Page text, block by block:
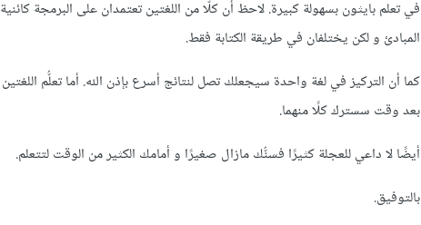
في تعلم بايثون بسهولة كبيرة. لاحظ أن كلًّا من اللغتين تعتمدان على البرمجة
المبادئ و لكن يختلفان في طريقة الكتابة فقط.
كما أن التركيز في لغة واحدة سيجعلك تصل لنتائج أسرع بإذن الله. أما تعلُّم
بعد وقت سسترك كلًا منهما.
أيضًا لا داعي للعجلة كثيرًا فسنُّك مازال صغيرًا و أمامك الكثير من الوقت لتتعلم.
بالتوفيق.